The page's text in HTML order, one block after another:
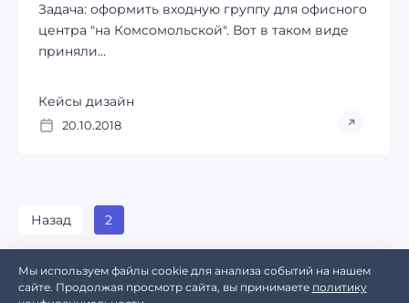
Задача: оформить входную группу для офисного
центра "на Комсомольской". Вот в таком виде
приняли...
Кейсы дизайн
20.10.2018
Назад 2
Мы используем файлы cookie для анализа событий на нашем
сайте. Продолжая просмотр сайта, вы принимаете политику